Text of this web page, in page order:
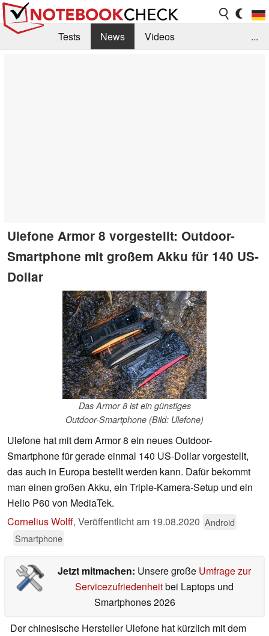
Tests News
Videos
...
Ulefone Armor 8 vorgestellt: Outdoor-
Smartphone mit großem Akku für 140 US-
Dollar
Das Armor 8 ist ein günstiges
Outdoor-Smartphone (Bild: Ulefone)
Ulefone hat mit dem Armor 8 ein neues Outdoor-
Smartphone für gerade einmal 140 US-Dollar vorgestellt,
das auch in Europa bestellt werden kann. Dafür bekommt
man einen großen Akku, ein Triple-Kamera-Setup und ein
Helio P60 von MediaTek.
Cornelius Wolff, Veröffentlicht am 19.08.2020 Android
Smartphone
Jetzt mitmachen: Unsere große Umfrage zur
Servicezufriedenheitbei Laptops und
Smartphones 2026
Der chinesische Hersteller Ulefone hat kürzlich mit dem